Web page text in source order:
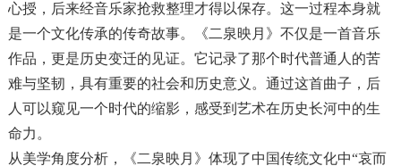
心授，后来经音乐家抢救整理才得以保存。这一过程本身就
是一个文化传承的传奇故事。《二泉映月》不仅是一首音乐
作品，更是历史变迁的见证。它记录了那个时代普通人的苦
难与坚韧，具有重要的社会和历史意义。通过这首曲子，后
人可以窥见一个时代的缩影，感受到艺术在历史长河中的生
命力。
从美学角度分析，《二泉映月》体现了中国传统文化中“哀而